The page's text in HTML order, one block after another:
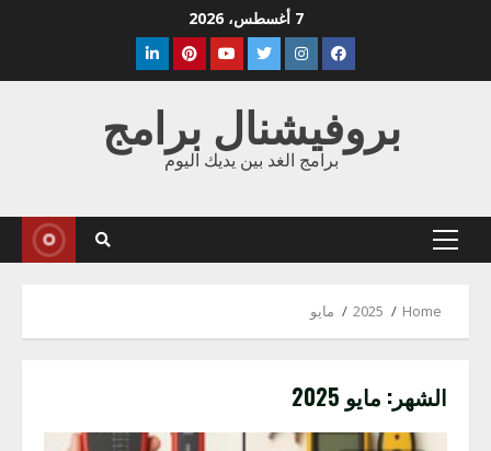
7 أغسطس، 2026
Facebook
Instagram
Twitter
Youtube
Pinterest
Linkedin
بروفيشنال برامج
برامج الغد بين يديك اليوم
Primary
Home
2025 مايو
الشهر: مايو 2025